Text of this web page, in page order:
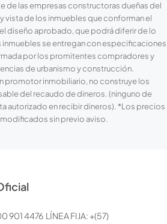
de las empresas constructoras dueñas del
vista de los inmuebles que conforman el
diseño aprobado, que podrá diferir de lo
se entregan con especificaciones
por los promitentes compradores y
de urbanismo y construcción.
promotor inmobiliario, no construye los
del recaudo de dineros. (ninguno de
autorizado en recibir dineros). *Los precios
sin previo aviso.
901 4476 LÍNEA FIJA: +(57)